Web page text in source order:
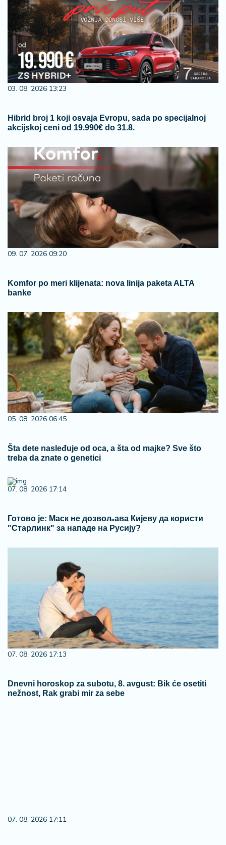
03. 08. 2026 13:23
Hibrid broj 1 koji osvaja Evropu, sada po specijalnoj
akcijskoj ceni od 19.990€ do 31.8.
09. 07. 2026 09:20
Komfor po meri klijenata: nova linija paketa ALTA
banke
05. 08. 2026 06:45
Šta dete nasleđuje od oca, a šta od majke? Sve što
treba da znate o genetici
07. 08. 2026 17:14
Готово је: Маск не дозвољава Кијеву да користи
"Старлинк" за нападе на Русију?
07. 08. 2026 17:13
Dnevni horoskop za subotu, 8. avgust: Bik će osetiti
nežnost, Rak grabi mir za sebe
07. 08. 2026 17:11